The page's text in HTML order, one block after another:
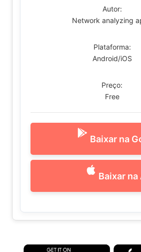
Autor:
Network analyzing
Plataforma:
Android/iOS
Preço:
Free
Baixar na
Baixar